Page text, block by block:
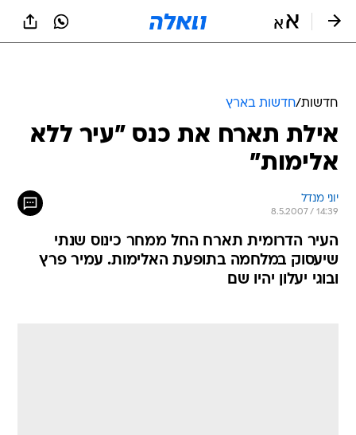
חדשות/חדשות בארץ
אילת תארח את כנס "עיר ללא
אלימות"
יוני מנדל
8.5.2007 / 14:39
העיר הדרומית תארח החל ממחר כינוס שנתי
שיעסוק במלחמה בתופעת האלימות. עמיר פרץ
ובוגי יעלון יהיו שם